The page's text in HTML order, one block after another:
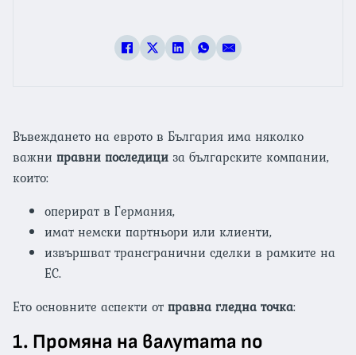
Въвеждането на еврото в България има няколко
важниправни последици за българските компании,
които:
оперират в Германия,
имат немски партньори или клиенти,
извършват трансгранични сделки в рамките на
ЕС.
Ето основните аспекти отправна гледна точка:
1. Промяна на валутата по